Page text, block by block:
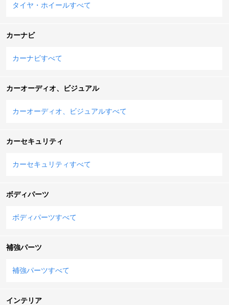
タイヤ・ホイールすべて
カーナビ
カーナビすべて
カーオーディオ、ビジュアル
カーオーディオ、ビジュアルすべて
カーセキュリティ
カーセキュリティすべて
ボディパーツ
ボディパーツすべて
補強パーツ
補強パーツすべて
インテリア